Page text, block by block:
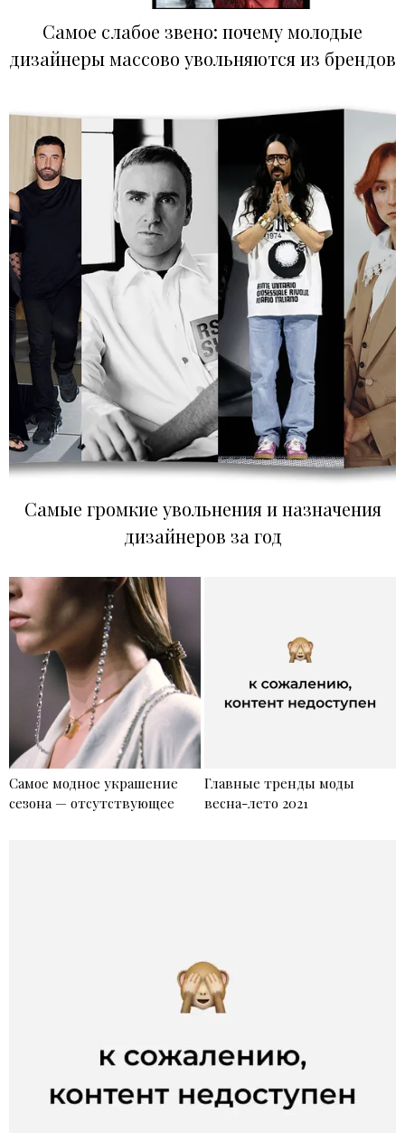
Самое слабое звено: почему молодые
дизайнеры массово увольняются из брендов
Самые громкие увольнения и назначения
дизайнеров за год
Самое модное украшение
сезона — отсутствующее
Главные тренды моды
весна-лето 2021